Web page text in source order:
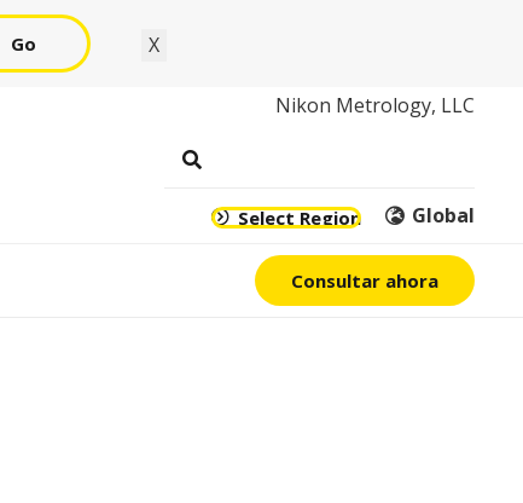
Go X
Nikon Metrology, LLC
Select Region Global
Consultar ahora